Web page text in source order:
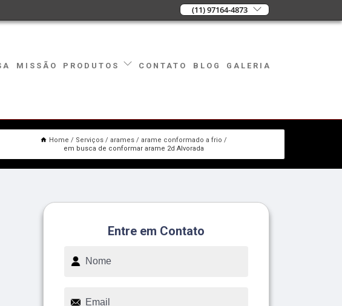
(11) 97164-4873
MISSÃO PRODUTOS CONTATO BLOG GALERIA
Home Serviços arames
arame conformado a frio
em busca de conformar arame 2d Alvorada
Entre em Contato